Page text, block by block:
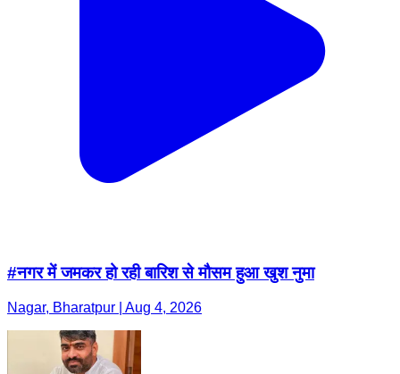
#नगर में जमकर हो रही बारिश से मौसम हुआ खुश नुमा
Nagar, Bharatpur | Aug 4, 2026